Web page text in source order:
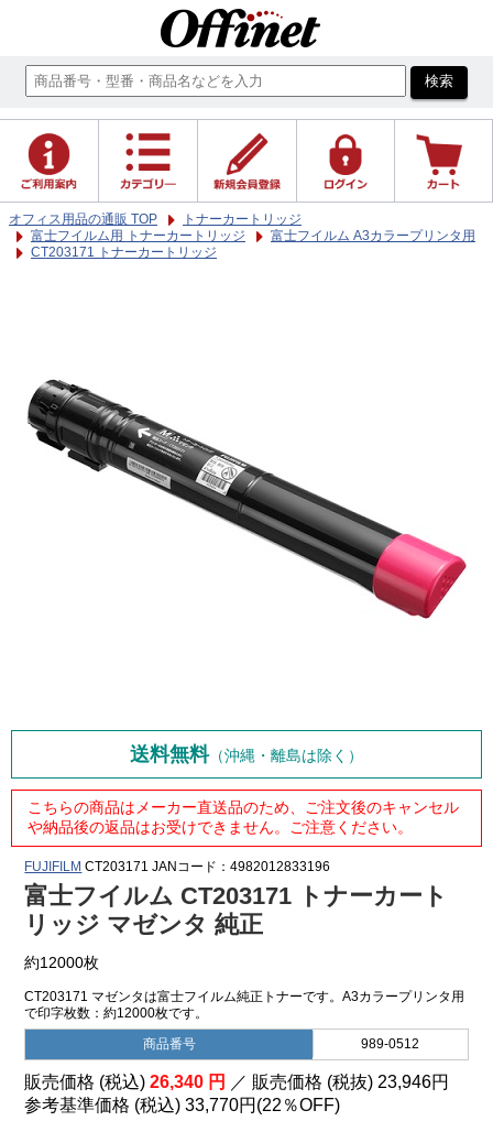
オフィス用品の通販 TOP
トナーカートリッジ
富士フイルム用 トナーカートリッジ
富士フイルム A3カラープリンタ用
CT203171 トナーカートリッジ
送料無料（沖縄・離島は除く）
こちらの商品はメーカー直送品のため、ご注文後のキャンセル
や納品後の返品はお受けできません。ご注意ください。
FUJIFILM CT203171 JANコード：4982012833196
富士フイルム CT203171 トナーカート
リッジ マゼンタ 純正
約12000枚
CT203171 マゼンタは富士フイルム純正トナーです。A3カラープリンタ用
で印字枚数：約12000枚です。
商品番号 989-0512
販売価格 (税込)26,340 円 ／ 販売価格 (税抜) 23,946円
参考基準価格 (税込)33,770円 (22％OFF)